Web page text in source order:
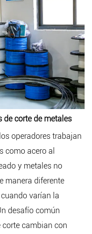
de corte de metales
operadores trabajan
como acero al
y metales no
manera diferente
varían la
desafío común
cambian con